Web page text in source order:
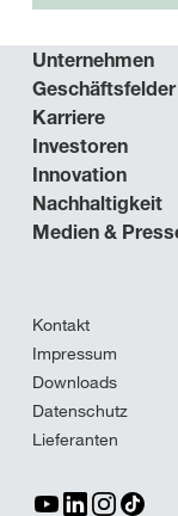
Unternehmen
Geschäftsfelder
Karriere
Investoren
Innovation
Nachhaltigkeit
Medien &
Kontakt
Impressum
Downloads
Datenschutz
Lieferanten